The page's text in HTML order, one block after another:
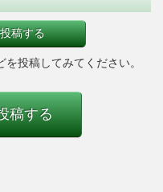
稿する
投稿してみてください。
稿する